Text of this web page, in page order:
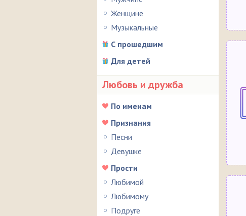
Женщине
Музыкальные
С прошедшим
Для детей
Любовь и дружба
По именам
Признания
Песни
Девушке
Прости
Любимой
Любимому
Подруге